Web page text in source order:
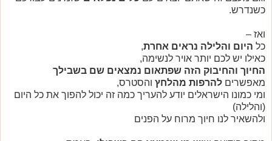
כשנדרש.
ואז –
כל היום והלילה נראים אחרת,
כאילו יש לכם יותר אויר לנשימה,
החיוך והחיבוק הזה שפתאום נמצאים שם בשבילך
מאפשרים להרפות מהלחץ והסטרס,
ומי כמונו הישראלים יודע להעריך כמה זה יכול להפוך את כל היום
(והלילה)
ולהשאיר לנו חיוך מרוח על הפנים